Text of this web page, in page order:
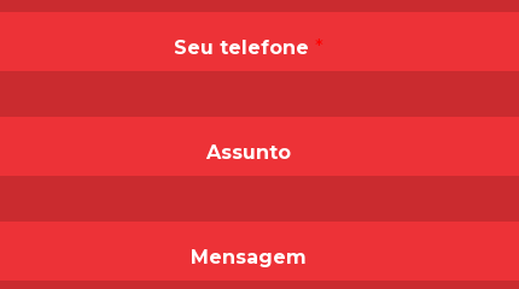
Seu telefone *
Assunto
Mensagem